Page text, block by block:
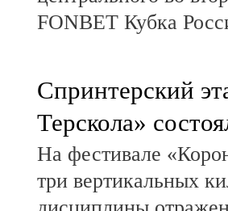
FONBET Кубка
Спринтерский
Терскола»
На фестивале
три вертикальных